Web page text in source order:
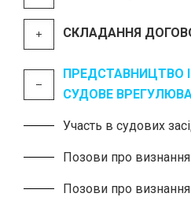
СКЛАДАННЯ
ПРЕДСТАВНИЦТВО
СУДОВЕ
Участь в судових
Позови про визнання
Позови про